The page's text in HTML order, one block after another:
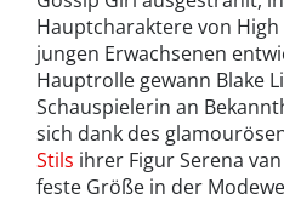
Hauptcharaktere von
jungen Erwachsenen
Hauptrolle gewann Blake
Schauspielerin an
sich dank des
Stils ihrer Figur Serena
feste Größe in der